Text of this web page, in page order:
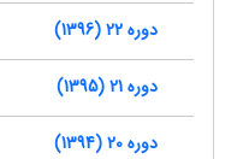
دوره 22 (1396)
دوره 21 (1395)
دوره 20 (1394)